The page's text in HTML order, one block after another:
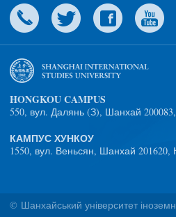
HONGKOU CAMPUS
550, вул. Далянь (З), Шанхай
КАМПУС ХУНКОУ
1550, вул. Веньсян, Шанхай 201620,
© Шанхайський університет